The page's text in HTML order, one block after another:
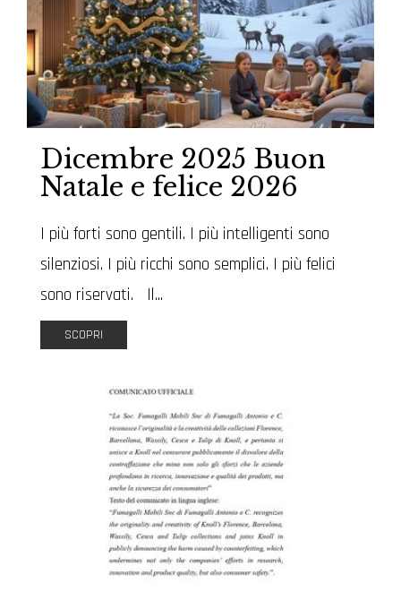
Dicembre 2025 Buon
Natale e felice 2026
I più forti sono gentili. I più intelligenti sono
silenziosi. I più ricchi sono semplici. I più felici
sono riservati. Il...
SCOPRI